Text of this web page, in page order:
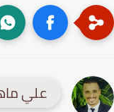
علي ماهر